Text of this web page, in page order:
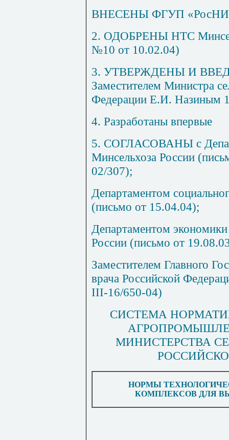
ВНЕСЕНЫ ФГУП
2. ОДОБРЕНЫ НТС
№10 от 10.02.04)
3. УТВЕРЖДЕНЫ И
Заместителем Министра
Федерации Е.И. Назиным
4. Разработаны впервые
5. СОГЛАСОВАНЫ с
Минсельхоза России
02/307);
Департаментом
(письмо от 15.04.04);
Департаментом
России (письмо от
Заместителем Главного
врача Российской
III-16/650-04)
СИСТЕМА
МИНИСТЕРСТВА
НОРМЫ
КОМПЛЕКСОВ ДЛЯ